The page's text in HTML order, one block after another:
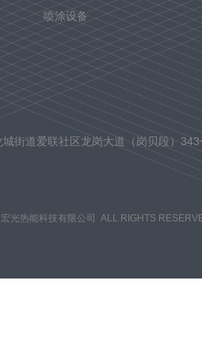
喷涂设备
街道爱联社区龙岗大道（岗贝段）343
光热能科技有限公司 ALL RIGHTS